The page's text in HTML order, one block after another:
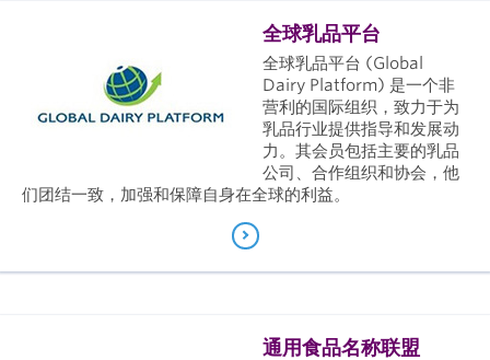
全球乳品平台
全球乳品平台 (Global
Dairy Platform) 是一个非
营利的国际组织，致力于为
乳品行业提供指导和发展动
力。其会员包括主要的乳品
公司、合作组织和协会，他
们团结一致，加强和保障自身在全球的利益。
通用食品名称联盟